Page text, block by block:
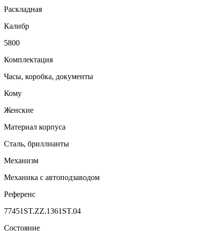
Раскладная
Калибр
5800
Комплектация
Часы, коробка, документы
Кому
Женские
Материал корпуса
Сталь, бриллианты
Механизм
Механика с автоподзаводом
Референс
77451ST.ZZ.1361ST.04
Состояние